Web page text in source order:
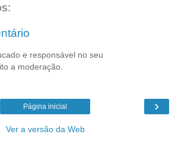
e responsável no seu
a moderação.
›
Página inicial
Ver a versão da Web